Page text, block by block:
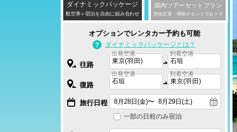
ダイナミックパッケージ
航空券＋宿泊を自由に組み合わせ
国内ツアー セットプラン
現地交通・体験がセットでおトク
オプションでレンタカー予約も可能
ダイナミックパッケージとは？
往路
出発空港 到着空港
復路
出発空港 到着空港
旅行日程
一部の日程のみ宿泊